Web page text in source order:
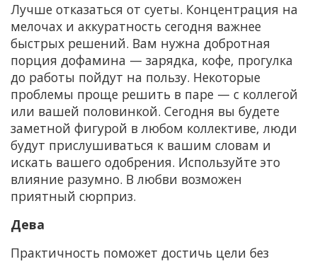
Лучше отказаться от суеты. Концентрация на
мелочах и аккуратность сегодня важнее
быстрых решений. Вам нужна добротная
порция дофамина — зарядка, кофе, прогулка
до работы пойдут на пользу. Некоторые
проблемы проще решить в паре — с коллегой
или вашей половинкой. Сегодня вы будете
заметной фигурой в любом коллективе, люди
будут прислушиваться к вашим словам и
искать вашего одобрения. Используйте это
влияние разумно. В любви возможен
приятный сюрприз.
Дева
Практичность поможет достичь цели без